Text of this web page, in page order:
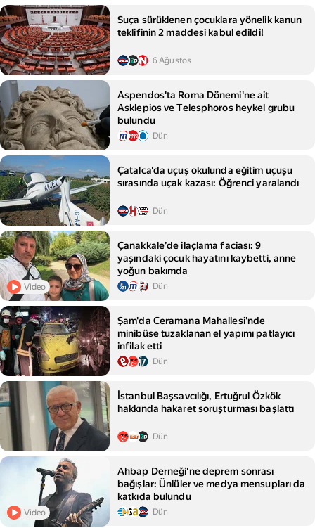
Suça sürüklenen çocuklara yönelik kanun
teklifinin 2 maddesi kabul edildi!
6 Ağustos
Aspendos'ta Roma Dönemi'ne ait
Asklepios ve Telesphoros heykel grubu
bulundu
Dün
Çatalca'da uçuş okulunda eğitim uçuşu
sırasında uçak kazası: Öğrenci yaralandı
Dün
Video
Çanakkale’de ilaçlama faciası: 9
yaşındaki çocuk hayatını kaybetti, anne
yoğun bakımda
Dün
Şam'da Ceramana Mahallesi'nde
minibüse tuzaklanan el yapımı patlayıcı
infilak etti
Dün
İstanbul Başsavcılığı, Ertuğrul Özkök
hakkında hakaret soruşturması başlattı
Dün
Video
Ahbap Derneği'ne deprem sonrası
bağışlar: Ünlüler ve medya mensupları da
katkıda bulundu
Dün